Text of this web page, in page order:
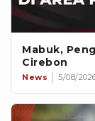
Mabuk,
Cirebon
News 5/08/